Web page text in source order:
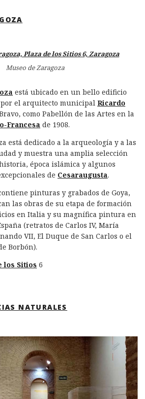
Museo de Zaragoza
está ubicado en un bello edificio
el arquitecto municipal Ricardo
como Pabellón de las Artes en la
Francesa de 1908.
está dedicado a la arqueología y a las
y muestra una amplia selección
época islámica y algunos
de Cesaraugusta.
pinturas y grabados de Goya,
las obras de su etapa de formación
en Italia y su magnífica pintura en
(retratos de Carlos IV, María
VII, El Duque de San Carlos o el
Borbón).
los Sitios 6
NATURALES